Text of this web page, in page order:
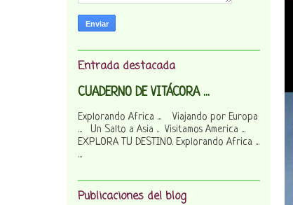
Entrada destacada
CUADERNO DE VITÁCORA ...
Explorando Africa ... Viajando por Europa
... Un Salto a Asia .. Visitamos America ...
EXPLORA TU DESTINO. Explorando Africa ...
...
Publicaciones del blog